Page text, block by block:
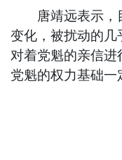
唐靖远表示，
变化，被扰动的
对着党魁的亲信
党魁的权力基础一